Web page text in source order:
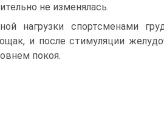
не изменялась.
нагрузки спортсменами
и после стимуляции
покоя.